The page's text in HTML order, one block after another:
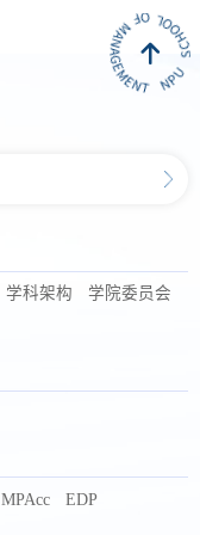
学科架构
学院委员会
MPAcc
EDP